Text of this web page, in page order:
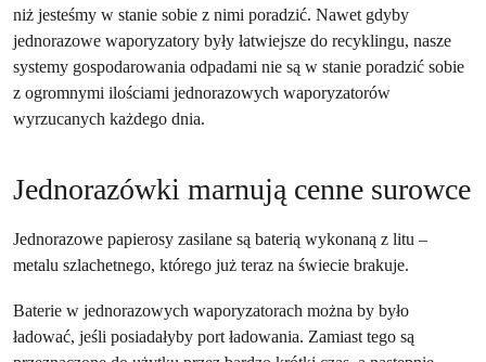
niż jesteśmy w stanie sobie z nimi poradzić. Nawet gdyby
jednorazowe waporyzatory były łatwiejsze do recyklingu, nasze
systemy gospodarowania odpadami nie są w stanie poradzić sobie
z ogromnymi ilościami jednorazowych waporyzatorów
wyrzucanych każdego dnia.
Jednorazówki marnują cenne surowce
Jednorazowe papierosy zasilane są baterią wykonaną z litu –
metalu szlachetnego, którego już teraz na świecie brakuje.
Baterie w jednorazowych waporyzatorach można by było
ładować, jeśli posiadałyby port ładowania. Zamiast tego są